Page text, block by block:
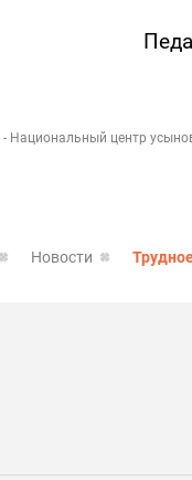
- Национальный центр
Новости